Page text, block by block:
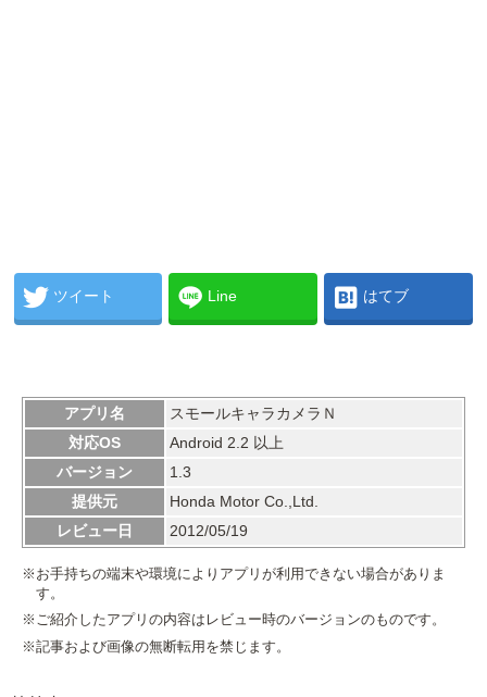
ツイート Line はてブ
アプリ名
スモールキャラカメラＮ
対応OS
Android 2.2 以上
バージョン
1.3
提供元
Honda Motor Co.,Ltd.
レビュー日
2012/05/19
※お手持ちの端末や環境によりアプリが利用できない場合がありま
す。
※ご紹介したアプリの内容はレビュー時のバージョンのものです。
※記事および画像の無断転用を禁じます。